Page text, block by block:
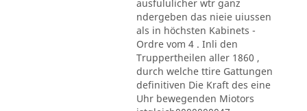
ausfululicher wtr ganz
ndergeben das nieie uiussen
als in höchsten Kabinets -
Ordre vom 4 . Inli den
Truppertheilen aller 1860 ,
durch welche ttire Gattungen
definitiven Die Kraft des eine
Uhr bewegenden Miotors